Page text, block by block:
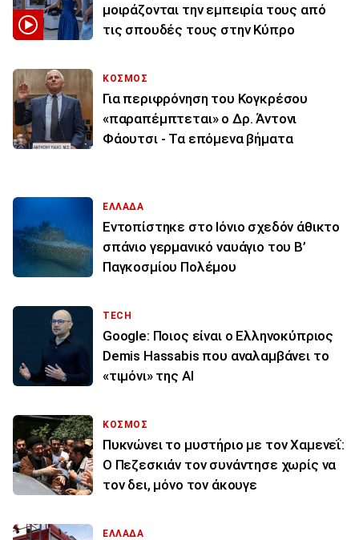
μοιράζονται την εμπειρία τους από
τις σπουδές τους στην Κύπρο
ΚΟΣΜΟΣ
Για περιφρόνηση του Κογκρέσου
«παραπέμπτεται» ο Δρ. Άντονι
Φάουτσι - Τα επόμενα βήματα
ΕΛΛΑΔΑ
Εντοπίστηκε στο Ιόνιο σχεδόν άθικτο
σπάνιο γερμανικό ναυάγιο του Β’
Παγκοσμίου Πολέμου
TECH
Google: Ποιος είναι ο Ελληνοκύπριος
Demis Hassabis που αναλαμβάνει το
«τιμόνι» της ΑΙ
ΚΟΣΜΟΣ
Πυκνώνει το μυστήριο με τον Χαμενεΐ:
Ο Πεζεσκιάν τον συνάντησε χωρίς να
τον δει, μόνο τον άκουγε
ΕΛΛΑΔΑ